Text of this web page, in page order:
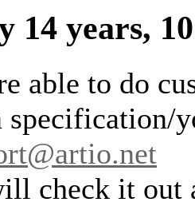
14 years,
able to do
specification/
check it out